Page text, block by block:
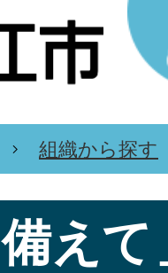
組織から探す
えて